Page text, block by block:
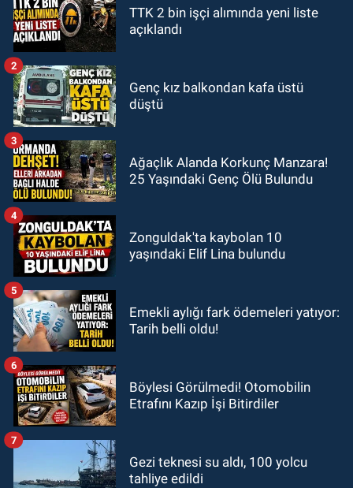
TTK 2 bin işçi alımında yeni liste
açıklandı
Genç kız balkondan kafa üstü
düştü
2
Ağaçlık Alanda Korkunç Manzara!
25 Yaşındaki Genç Ölü Bulundu
3
Zonguldak'ta kaybolan 10
yaşındaki Elif Lina bulundu
4
Emekli aylığı fark ödemeleri yatıyor:
Tarih belli oldu!
5
Böylesi Görülmedi! Otomobilin
Etrafını Kazıp İşi Bitirdiler
6
Gezi teknesi su aldı, 100 yolcu
tahliye edildi
7